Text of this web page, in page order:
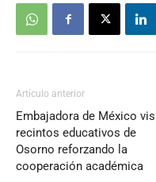
Artículo anterior
Embajadora de México
recintos educativos de
Osorno reforzando la
cooperación académica